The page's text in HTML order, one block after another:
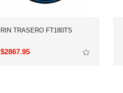
RIN TRASERO FT180TS
$2867.95